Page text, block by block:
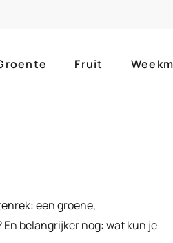
hoofdgerechten
desserts
zomer
Fruit
een groene,
belangrijker nog: wat kun je